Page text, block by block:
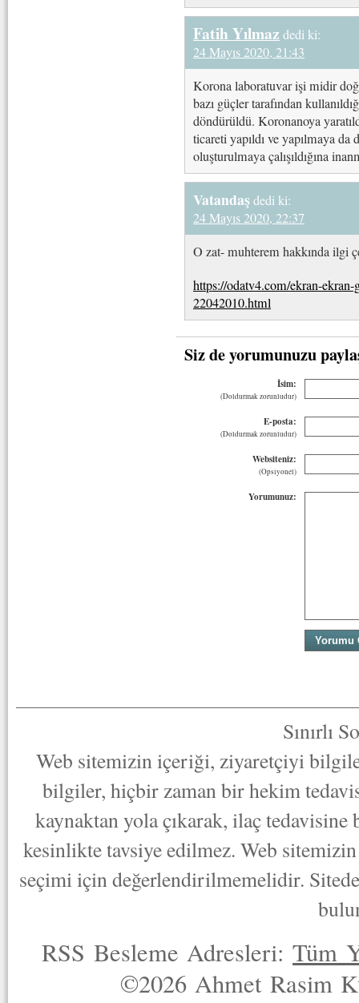
Fatih Yılmaz dedi ki:
24 Mayıs 2020, 21:43
Korona laboratuvar işi midir
bazı güçler tarafından
döndürüldü. Koronanoya
ticareti yapıldı ve yapılmaya
oluşturulmaya çalışıldığına
Vatandaşdedi ki:
24 Mayıs 2020, 22:37
O zat- muhterem hakkında ilgi
https://odatv4.com/ekran-
22042010.html
Siz de yorumunuzu
İsim:
(Doldurmak zorunludur)
E-posta:
(Doldurmak zorunludur)
Websiteniz:
(Opsiyonel)
Yorumunuz:
Sınırlı
Web sitemizin içeriği, ziyaretçiyi
bilgiler, hiçbir zaman bir hekim
kaynaktan yola çıkarak, ilaç
kesinlikte tavsiye edilmez. Web
seçimi için değerlendirilmemelidir.
RSS Besleme Adresleri:Tüm
©2026 Ahmet Rasim